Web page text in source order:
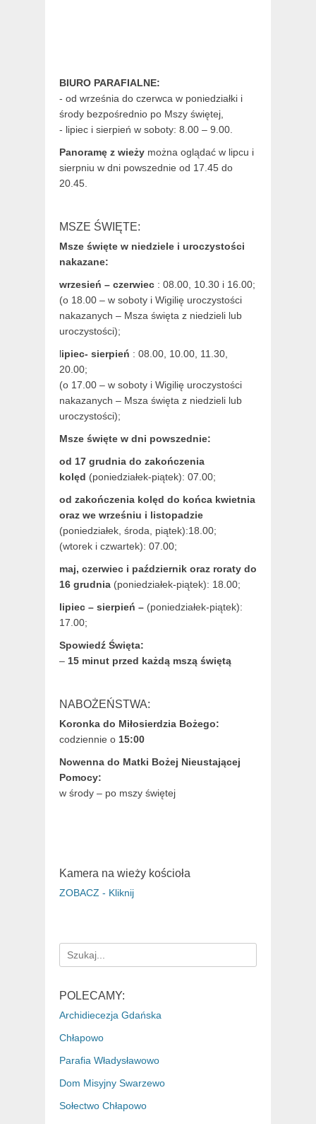
BIURO PARAFIALNE:
- od września do czerwca w poniedziałki i
środy bezpośrednio po Mszy świętej,
- lipiec i sierpień w soboty: 8.00 – 9.00.
Panoramę z wieży można oglądać w lipcu i
sierpniu w dni powszednie od 17.45 do
20.45.
MSZE ŚWIĘTE:
Msze święte w niedziele i uroczystości
nakazane:
wrzesień – czerwiec : 08.00, 10.30 i 16.00;
(o 18.00 – w soboty i Wigilię uroczystości
nakazanych – Msza święta z niedzieli lub
uroczystości);
lipiec- sierpień : 08.00, 10.00, 11.30,
20.00;
(o 17.00 – w soboty i Wigilię uroczystości
nakazanych – Msza święta z niedzieli lub
uroczystości);
Msze święte w dni powszednie:
od 17 grudnia do zakończenia
kolęd (poniedziałek-piątek): 07.00;
od zakończenia kolęd do końca kwietnia
oraz we wrześniu i listopadzie
(poniedziałek, środa, piątek):18.00;
(wtorek i czwartek): 07.00;
maj, czerwiec i październik oraz roraty do
16 grudnia (poniedziałek-piątek): 18.00;
lipiec – sierpień – (poniedziałek-piątek):
17.00;
Spowiedź Święta:
– 15 minut przed każdą mszą świętą
NABOŻEŃSTWA:
Koronka do Miłosierdzia Bożego:
codziennie o 15:00
Nowenna do Matki Bożej Nieustającej
Pomocy:
w środy – po mszy świętej
Kamera na wieży kościoła
ZOBACZ - Kliknij
Search
for:
POLECAMY:
Archidiecezja Gdańska
Chłapowo
Parafia Władysławowo
Dom Misyjny Swarzewo
Sołectwo Chłapowo